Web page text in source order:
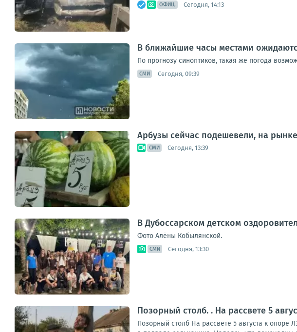
ОФИЦ. Сегодня, 14:13
В ближайшие часы местами
По прогнозу синоптиков, такая же погода
СМИ Сегодня, 09:39
Арбузы сейчас подешевели, на
СМИ Сегодня, 13:39
В Дубоссарском детском
Фото Алёны Кобылянской.
СМИ Сегодня, 13:30
Позорный столб. . На рассвете 5
Позорный столб На рассвете 5 августа к опоре